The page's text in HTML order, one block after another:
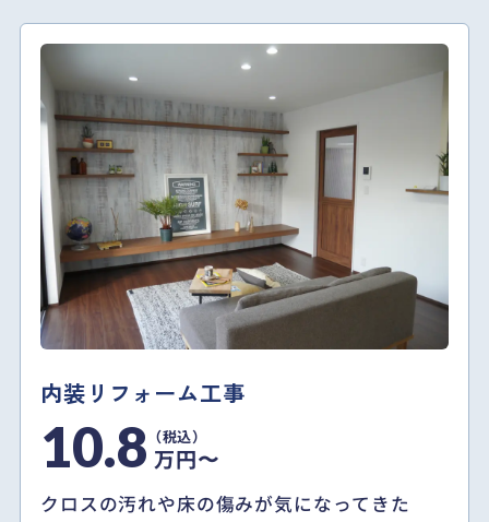
内装リフォーム工事
10.8 万円〜
クロスの汚れや床の傷みが気になってきた